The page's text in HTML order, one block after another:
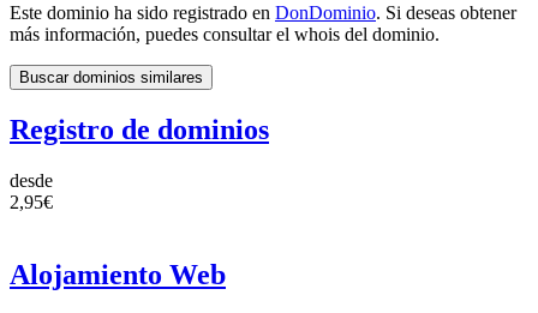
Este dominio ha sido registrado en DonDominio. Si deseas obtener
más información, puedes consultar el whois del dominio.
Buscar dominios similares
Registro de dominios
desde
2,95€
Alojamiento Web